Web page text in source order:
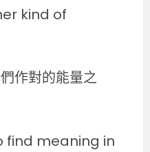
kind of
作對的能量之
find meaning in